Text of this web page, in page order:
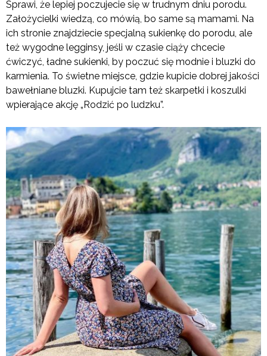
Sprawi, że lepiej poczujecie się w trudnym dniu porodu.
Założycielki wiedzą, co mówią, bo same są mamami. Na
ich stronie znajdziecie specjalną sukienkę do porodu, ale
też wygodne legginsy, jeśli w czasie ciąży chcecie
ćwiczyć, ładne sukienki, by poczuć się modnie i bluzki do
karmienia. To świetne miejsce, gdzie kupicie dobrej jakości
bawełniane bluzki. Kupujcie tam też skarpetki i koszulki
wpierające akcję „Rodzić po ludzku”.